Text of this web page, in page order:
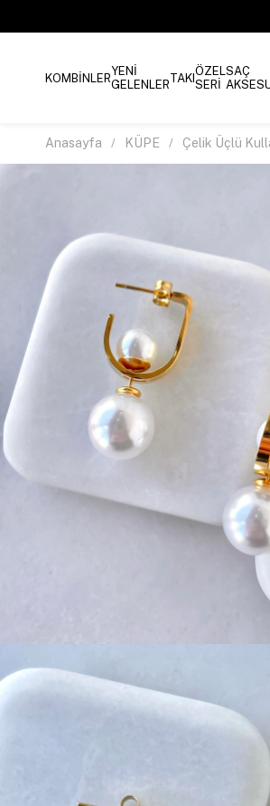
KOMBİNLERYENİ
GELENLERTAKIÖZEL
SERİ
SAÇ
Anasayfa KÜPE Çelik Üçlü